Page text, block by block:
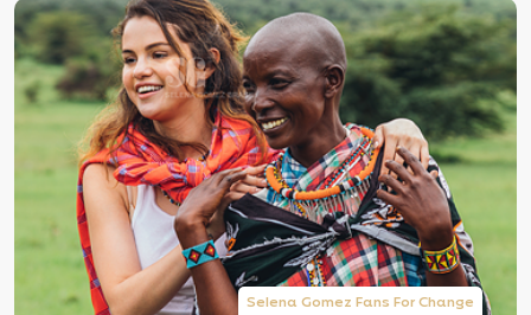
Selena Gomez Fans For Change